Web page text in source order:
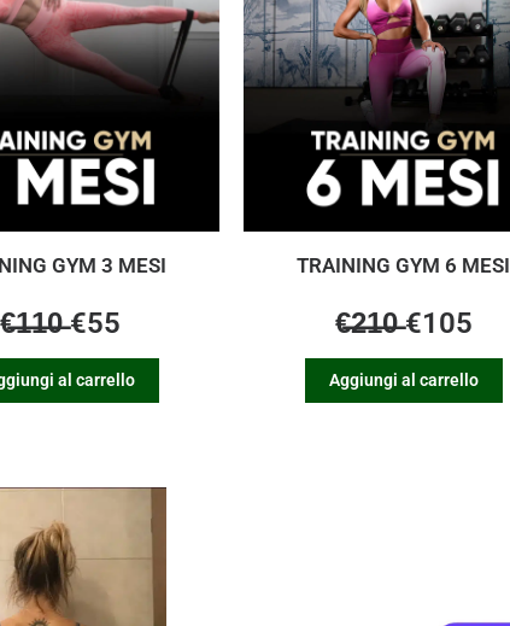
GYM 3 MESI
€̶1̶1̶0̶ €55
al carrello
TRAINING GYM 6 MESI
€̶2̶1̶0̶ €105
Aggiungi al carrello